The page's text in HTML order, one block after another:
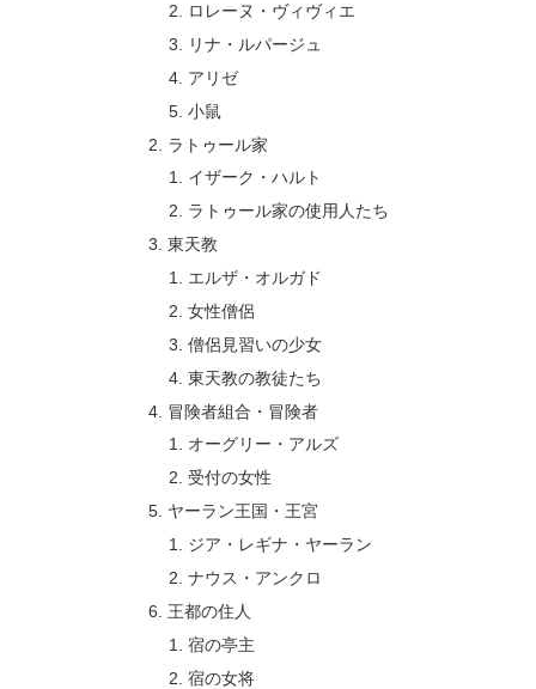
ロレーヌ・ヴィヴィエ
リナ・ルパージュ
アリゼ
小鼠
ラトゥール家
イザーク・ハルト
ラトゥール家の使用人たち
東天教
エルザ・オルガド
女性僧侶
僧侶見習いの少女
東天教の教徒たち
冒険者組合・冒険者
オーグリー・アルズ
受付の女性
ヤーラン王国・王宮
ジア・レギナ・ヤーラン
ナウス・アンクロ
王都の住人
宿の亭主
宿の女将